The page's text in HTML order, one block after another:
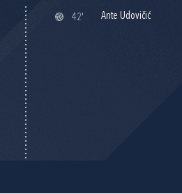
42' Ante Udovičić